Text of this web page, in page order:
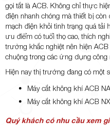
gọi tắt là ACB. Không chỉ thực
điện nhanh chóng mà thiết bị
mạch điện khỏi tình trạng quá tải
ưu điểm có tuổi thọ cao, thích
trường khắc nghiệt nên hiện
chuộng trong các ứng dụng công
Hiện nay thị trường đang có một
Máy cắt không khí ACB
Máy cắt không khí ACB
Quý khách có nhu cầu xem